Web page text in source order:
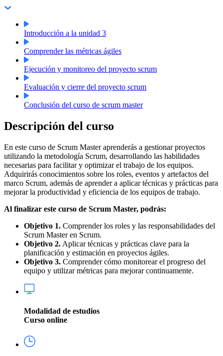
Introducción a la unidad 3
Comprender las métricas ágiles
Ejecución y monitoreo del proyecto scrum
Evaluación y cierre del proyecto scrum
Conclusión del curso de scrum master
Descripción del curso
En este curso de Scrum Master aprenderás a gestionar proyectos
utilizando la metodología Scrum, desarrollando las habilidades
necesarias para facilitar y optimizar el trabajo de los equipos.
Adquirirás conocimientos sobre los roles, eventos y artefactos del
marco Scrum, además de aprender a aplicar técnicas y prácticas para
mejorar la productividad y eficiencia de los equipos de trabajo.
Al finalizar este curso de Scrum Master, podrás:
Objetivo 1. Comprender los roles y las responsabilidades del
Scrum Master en Scrum.
Objetivo 2. Aplicar técnicas y prácticas clave para la
planificación y estimación en proyectos ágiles.
Objetivo 3. Comprender cómo monitorear el progreso del
equipo y utilizar métricas para mejorar continuamente.
Modalidad de estudios
Curso online